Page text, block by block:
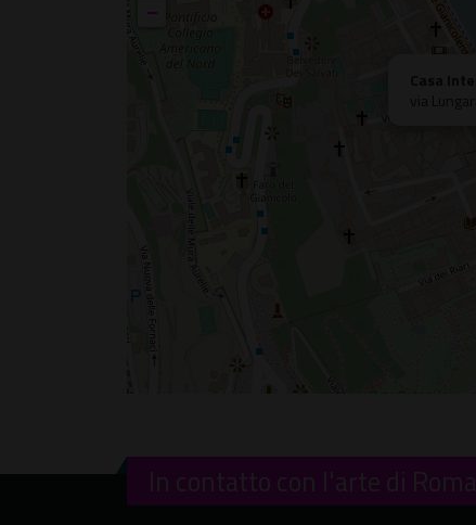
−
In contatto con l'arte di Roma